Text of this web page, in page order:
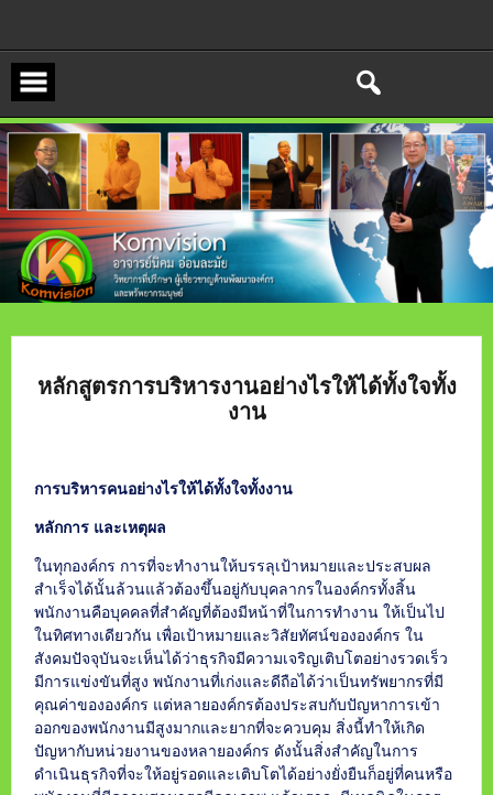
หลักสูตรการบริหารงานอย่างไรให้ได้ทั้งใจทั้ง
งาน
การบริหารคนอย่างไรให้ได้ทั้งใจทั้งงาน
หลักการ และเหตุผล
ในทุกองค์กร การที่จะทำงานให้บรรลุเป้าหมายและประสบผล
สำเร็จได้นั้นล้วนแล้วต้องขึ้นอยู่กับบุคลากรในองค์กรทั้งสิ้น
พนักงานคือบุคคลที่สำคัญที่ต้องมีหน้าที่ในการทำงาน ให้เป็นไป
ในทิศทางเดียวกัน เพื่อเป้าหมายและวิสัยทัศน์ขององค์กร ใน
สังคมปัจจุบันจะเห็นได้ว่าธุรกิจมีความเจริญเติบโตอย่างรวดเร็ว
มีการแข่งขันที่สูง พนักงานที่เก่งและดีถือได้ว่าเป็นทรัพยากรที่มี
คุณค่าขององค์กร แต่หลายองค์กรต้องประสบกับปัญหาการเข้า
ออกของพนักงานมีสูงมากและยากที่จะควบคุม สิ่งนี้ทำให้เกิด
ปัญหากับหน่วยงานของหลายองค์กร ดังนั้นสิ่งสำคัญในการ
ดำเนินธุรกิจที่จะให้อยู่รอดและเติบโตได้อย่างยั่งยืนก็อยู่ที่คนหรือ